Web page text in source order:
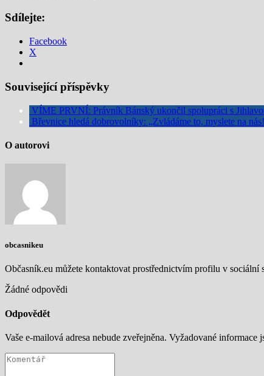
Sdílejte:
Facebook
X
Související příspěvky
VÍME PRVNÍ: Právník Bánský ukončil spolupráci s
Břevnice hledá dobrovolníky: „Zvládáme to, myslete na
O autorovi
obcasnikeu
Občasník.eu můžete kontaktovat prostřednictvím profilu v sociální
Žádné odpovědi
Odpovědět
Vaše e-mailová adresa nebude zveřejněna. Vyžadované informace